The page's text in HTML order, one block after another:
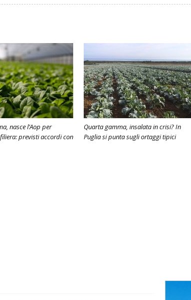
nasce l’Aop per
previsti accordi con
Quarta gamma, insalata in crisi? In
Puglia si punta sugli ortaggi tipici